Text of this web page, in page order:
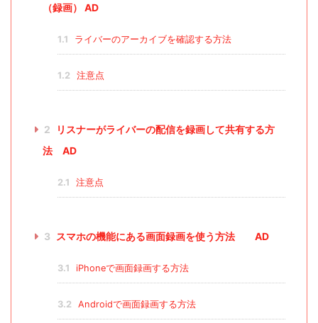
（録画） AD
1.1 ライバーのアーカイブを確認する方法
1.2 注意点
2
リスナーがライバーの配信を録画して共有する方
法 AD
2.1 注意点
3 スマホの機能にある画面録画を使う方法 AD
3.1 iPhoneで画面録画する方法
3.2 Androidで画面録画する方法